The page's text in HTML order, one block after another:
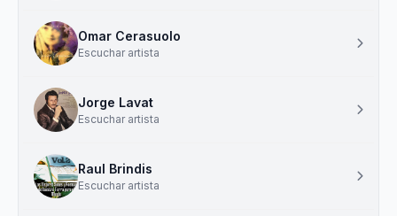
Omar Cerasuolo
Escuchar artista
Jorge Lavat
Escuchar artista
Raul Brindis
Escuchar artista